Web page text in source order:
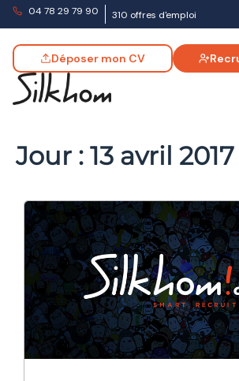
04 78 29 79 90 310 offres d'emploi
Déposer mon CV
Jour : 13 avril 2017